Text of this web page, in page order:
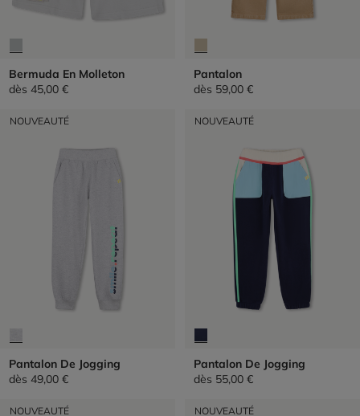
Bermuda En Molleton
dès 45,00 €
Pantalon
dès 59,00 €
NOUVEAUTÉ
Pantalon De Jogging
dès 49,00 €
NOUVEAUTÉ
Pantalon De Jogging
dès 55,00 €
NOUVEAUTÉ NOUVEAUTÉ